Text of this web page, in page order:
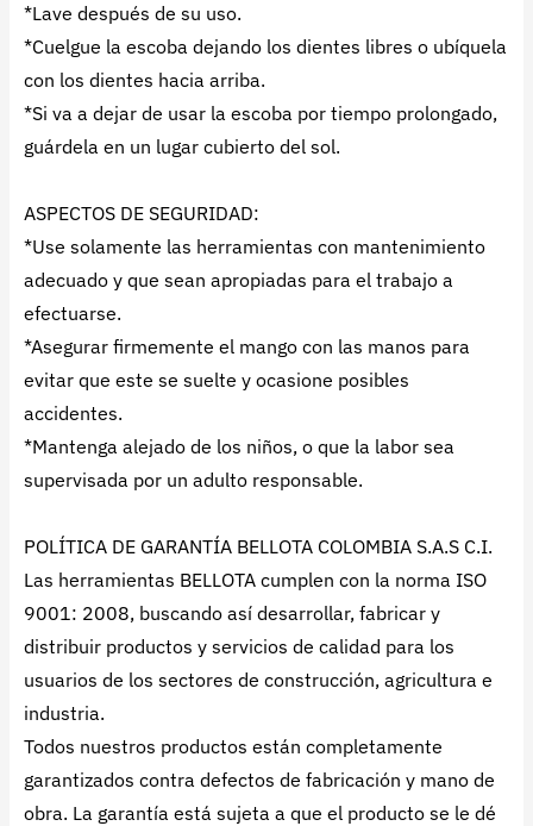
*Lave después de su uso.
*Cuelgue la escoba dejando los dientes libres o ubíquela
con los dientes hacia arriba.
*Si va a dejar de usar la escoba por tiempo prolongado,
guárdela en un lugar cubierto del sol.
ASPECTOS DE SEGURIDAD:
*Use solamente las herramientas con mantenimiento
adecuado y que sean apropiadas para el trabajo a
efectuarse.
*Asegurar firmemente el mango con las manos para
evitar que este se suelte y ocasione posibles
accidentes.
*Mantenga alejado de los niños, o que la labor sea
supervisada por un adulto responsable.
POLÍTICA DE GARANTÍA BELLOTA COLOMBIA S.A.S C.I.
Las herramientas BELLOTA cumplen con la norma ISO
9001: 2008, buscando así desarrollar, fabricar y
distribuir productos y servicios de calidad para los
usuarios de los sectores de construcción, agricultura e
industria.
Todos nuestros productos están completamente
garantizados contra defectos de fabricación y mano de
obra. La garantía está sujeta a que el producto se le dé